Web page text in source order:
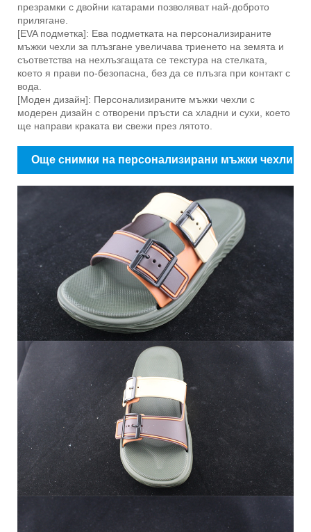
презрамки с двойни катарами позволяват най-доброто
прилягане.
[EVA подметка]: Ева подметката на персонализираните
мъжки чехли за плъзгане увеличава триенето на земята и
съответства на нехлъзгащата се текстура на стелката,
което я прави по-безопасна, без да се плъзга при контакт с
вода.
[Моден дизайн]: Персонализираните мъжки чехли с
модерен дизайн с отворени пръсти са хладни и сухи, което
ще направи краката ви свежи през лятото.
Още снимки на персонализирани мъжки чехли
с пързалки